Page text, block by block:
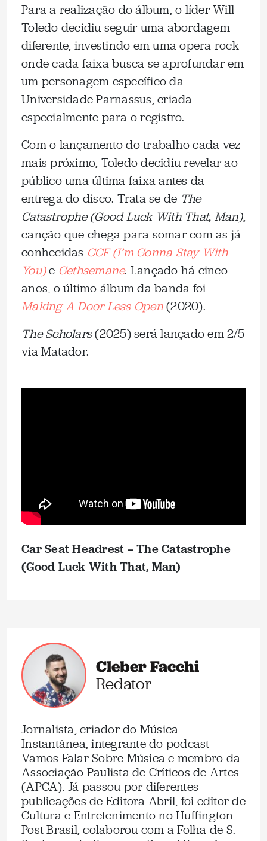
Para a realização do álbum, o líder Will
Toledo decidiu seguir uma abordagem
diferente, investindo em uma opera rock
onde cada faixa busca se aprofundar em
um personagem específico da
Universidade Parnassus, criada
especialmente para o registro.
Com o lançamento do trabalho cada vez
mais próximo, Toledo decidiu revelar ao
público uma última faixa antes da
entrega do disco. Trata-se de The
Catastrophe (Good Luck With That, Man),
canção que chega para somar com as já
conhecidas CCF (I’m Gonna Stay With
You)e Gethsemane. Lançado há cinco
anos, o último álbum da banda foi
Making A Door Less Open(2020).
The Scholars(2025) será lançado em 2/5
via Matador.
Car Seat Headrest – The Catastrophe
(Good Luck With That, Man)
Cleber Facchi
Redator
Jornalista, criador do Música
Instantânea, integrante do podcast
Vamos Falar Sobre Música e membro da
Associação Paulista de Críticos de Artes
(APCA). Já passou por diferentes
publicações de Editora Abril, foi editor de
Cultura e Entretenimento no Huffington
Post Brasil, colaborou com a Folha de S.